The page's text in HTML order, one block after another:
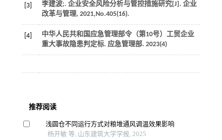
[3] 李建波;. 企业安全风险分析与管控措施研究[J]. 企业
改革与管理, 2021,No.405(16).
[4]
中华人民共和国应急管理部令（第10号）工贸企业
重大事故隐患判定标. 应急管理部. 2023(4)